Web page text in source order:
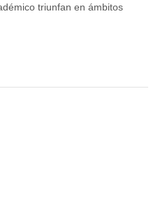
triunfan en ámbitos